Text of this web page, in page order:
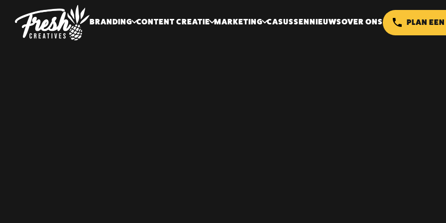
BRANDING CONTENT CREATIE MARKETING CASUSSENNIEUWSOVER ONS PLAN